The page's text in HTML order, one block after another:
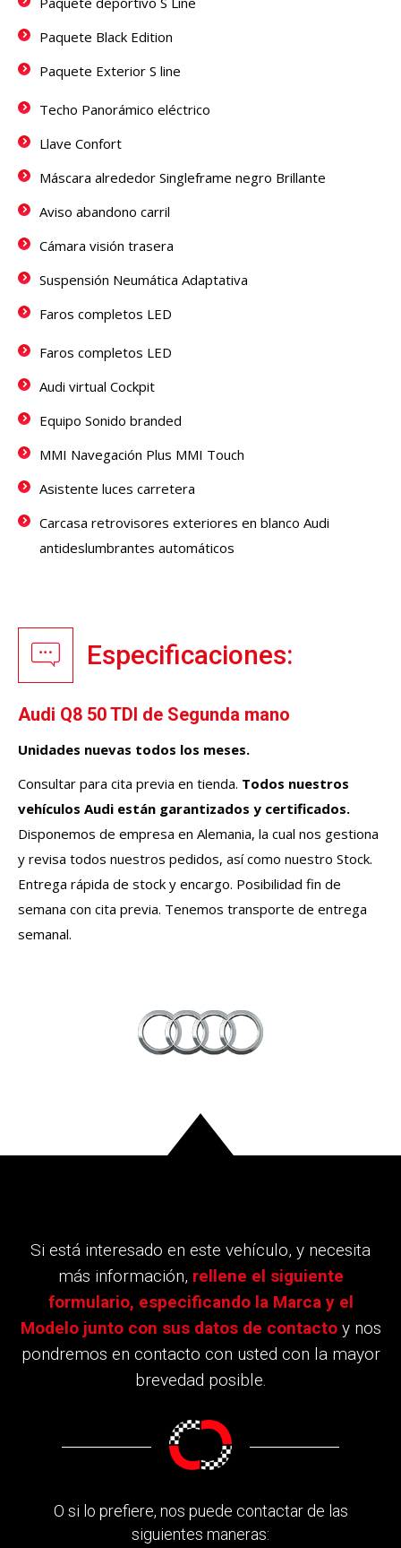
Paquete Black Edition
Paquete Exterior S line
Techo Panorámico eléctrico
Llave Confort
Máscara alrededor Singleframe negro Brillante
Aviso abandono carril
Cámara visión trasera
Suspensión Neumática Adaptativa
Faros completos LED
Faros completos LED
Audi virtual Cockpit
Equipo Sonido branded
MMI Navegación Plus MMI Touch
Asistente luces carretera
Carcasa retrovisores exteriores en blanco Audi
antideslumbrantes automáticos
Especificaciones:
Audi Q8 50 TDI de Segunda mano
Unidades nuevas todos los meses.
Consultar para cita previa en tienda. Todos nuestros
vehículos Audi están garantizados y certificados.
Disponemos de empresa en Alemania, la cual nos gestiona
y revisa todos nuestros pedidos, así como nuestro Stock.
Entrega rápida de stock y encargo. Posibilidad fin de
semana con cita previa. Tenemos transporte de entrega
semanal.
Si está interesado en este vehículo, y necesita
más información, rellene el siguiente
formulario, especificando la Marca y el
Modelo junto con sus datos de contactoy nos
pondremos en contacto con usted con la mayor
brevedad posible.
O si lo prefiere, nos puede contactar de las
siguientes maneras: